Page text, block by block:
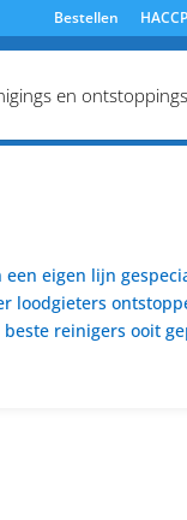
Bestellen HACCP
en
eigen lijn
loodgieters
reinigers ooit